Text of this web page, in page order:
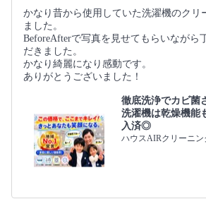
かなり昔から使用していた洗濯機のクリ
ました。
BeforeAfterで写真を見せてもらいながら
だきました。
かなり綺麗になり感動です。
ありがとうございました！
徹底洗浄でカビ菌
洗濯機は乾燥機能
入済◎
ハウスAIRクリーニン